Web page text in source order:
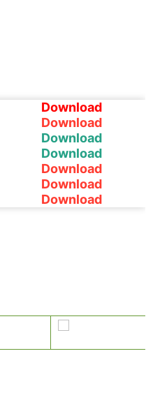
Download
Download
Download
Download
Download
Download
Download